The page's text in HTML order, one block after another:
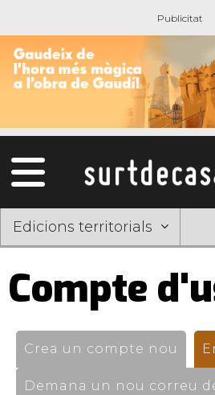
Edicions territorials
Compte
Pestanyes
primàries
Crea un compte nou
Demana un nou correu